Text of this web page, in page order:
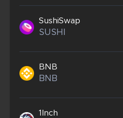
SushiSwap
SUSHI
BNB
BNB
1Inch